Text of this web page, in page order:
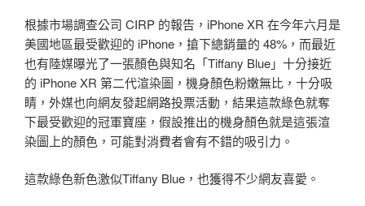
根據市場調查公司 CIRP 的報告，iPhone XR 在今年六月是
美國地區最受歡迎的 iPhone，搶下總銷量的 48%，而最近
也有陸媒曝光了一張顏色與知名「Tiffany Blue」十分接近
的 iPhone XR 第二代渲染圖，機身顏色粉嫩無比，十分吸
睛，外媒也向網友發起網路投票活動，結果這款綠色就奪
下最受歡迎的冠軍寶座，假設推出的機身顏色就是這張渲
染圖上的顏色，可能對消費者會有不錯的吸引力。
這款綠色新色激似Tiffany Blue，也獲得不少網友喜愛。